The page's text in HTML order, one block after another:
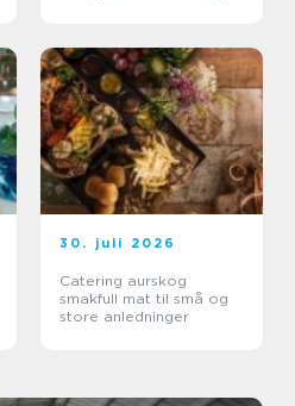
30. juli 2026
Catering aurskog
smakfull mat til små og
store anledninger